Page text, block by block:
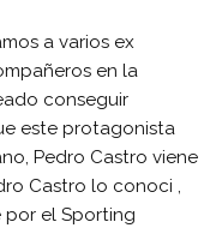
a varios ex
en la
conseguir
este protagonista
Pedro Castro viene
Castro lo conoci ,
por el Sporting